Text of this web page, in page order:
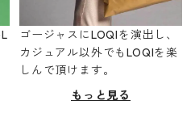
ゴージャスにLOQIを演出し、
カジュアル以外でもLOQIを楽
しんで頂けます。
もっと見る